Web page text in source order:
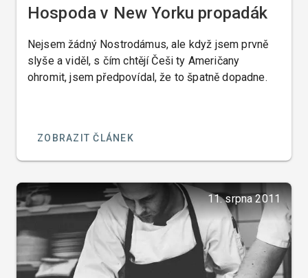
Hospoda v New Yorku propadák
Nejsem žádný Nostrodámus, ale když jsem prvně
slyše a viděl, s čím chtějí Češi ty Američany
ohromit, jsem předpovídal, že to špatně dopadne.
ZOBRAZIT ČLÁNEK
11. srpna 2011